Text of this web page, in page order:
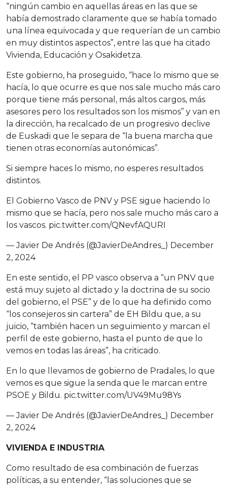
“ningún cambio en aquellas áreas en las que se
había demostrado claramente que se había tomado
una línea equivocada y que requerían de un cambio
en muy distintos aspectos”, entre las que ha citado
Vivienda, Educación y Osakidetza.
Este gobierno, ha proseguido, “hace lo mismo que se
hacía, lo que ocurre es que nos sale mucho más caro
porque tiene más personal, más altos cargos, más
asesores pero los resultados son los mismos” y van en
la dirección, ha recalcado de un progresivo declive
de Euskadi que le separa de “la buena marcha que
tienen otras economías autonómicas”.
Si siempre haces lo mismo, no esperes resultados
distintos.
El Gobierno Vasco de PNV y PSE sigue haciendo lo
mismo que se hacía, pero nos sale mucho más caro a
los vascos. pic.twitter.com/QNevfAQURI
— Javier De Andrés (@JavierDeAndres_) December
2, 2024
En este sentido, el PP vasco observa a “un PNV que
está muy sujeto al dictado y la doctrina de su socio
del gobierno, el PSE” y de lo que ha definido como
“los consejeros sin cartera” de EH Bildu que, a su
juicio, “también hacen un seguimiento y marcan el
perfil de este gobierno, hasta el punto de que lo
vemos en todas las áreas”, ha criticado.
En lo que llevamos de gobierno de Pradales, lo que
vemos es que sigue la senda que le marcan entre
PSOE y Bildu. pic.twitter.com/UV49Mu98Ys
— Javier De Andrés (@JavierDeAndres_) December
2, 2024
VIVIENDA E INDUSTRIA
Como resultado de esa combinación de fuerzas
políticas, a su entender, “las soluciones que se